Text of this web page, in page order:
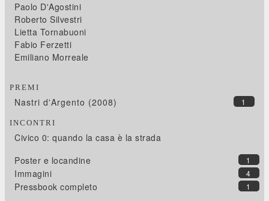
Paolo D'Agostini
Roberto Silvestri
Lietta Tornabuoni
Fabio Ferzetti
Emiliano Morreale
PREMI
1
Nastri d'Argento (2008)
INCONTRI
Civico 0: quando la casa è la strada
1
Poster e locandine
4
Immagini
1
Pressbook completo